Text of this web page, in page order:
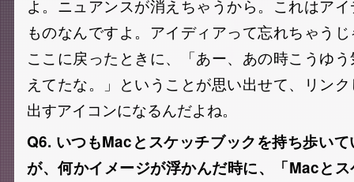
よ。ニュアンスが消えちゃうから。これはア
ものなんですよ。アイディアって忘れちゃう
ここに戻ったときに、「あー、あの時こうゆ
えてたな。」ということが思い出せて、リン
出すアイコンになるんだよね。
Q6. いつもMacとスケッチブックを持ち歩い
が、何かイメージが浮かんだ時に、「Macと